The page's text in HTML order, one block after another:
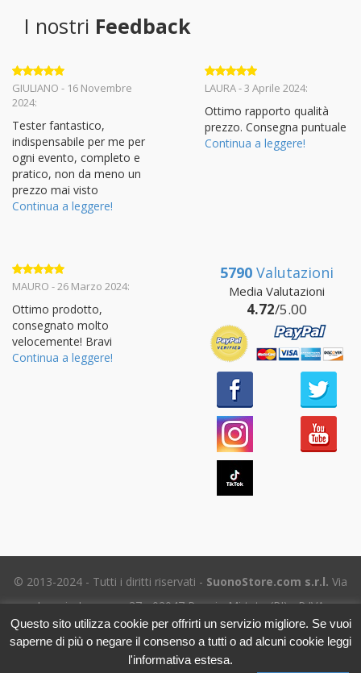
I nostri Feedback
Valutato 5
su 5
GIULIANO - 16 Novembre
2024:
Tester fantastico,
indispensabile per me per
ogni evento, completo e
pratico, non da meno un
prezzo mai visto
Continua a leggere!
Valutato 5
LAURA - 3 Aprile 2024:
Ottimo rapporto qualità
prezzo. Consegna puntuale
Continua a leggere!
Valutato5
MAURO - 26 Marzo 2024:
Ottimo prodotto,
consegnato molto
velocemente! Bravi
Continua a leggere!
5790 Valutazioni
Media Valutazioni
4.72/5.00
© 2013-2024 - Tutti i diritti riservati - SuonoStore.com s.r.l. Via
Ignazio Losacco, 37 - 02047 Poggio Mirteto (RI) - P.IVA
01112470578 SDI: SUBM70N - REA RI-69195
Tel. (+39) 06.5656.8718 -eMail Assistenza clienti
Questo sito utilizza cookie per offrirti un servizio migliore. Se vuoi
saperne di più o negare il consenso a tutti o ad alcuni cookie leggi
l'informativa estesa.